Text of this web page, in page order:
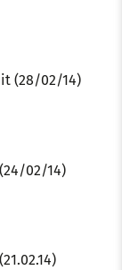
(28/02/14)
02/14)